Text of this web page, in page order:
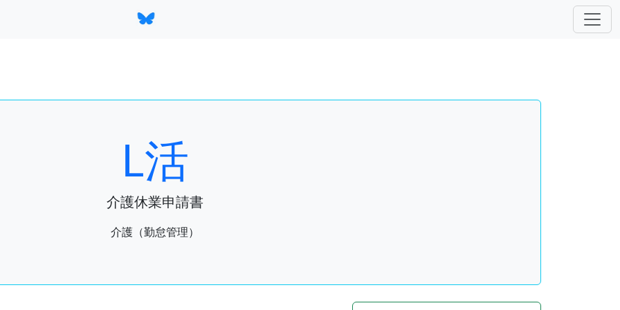
L活
介護休業申請書
介護（勤怠管理）